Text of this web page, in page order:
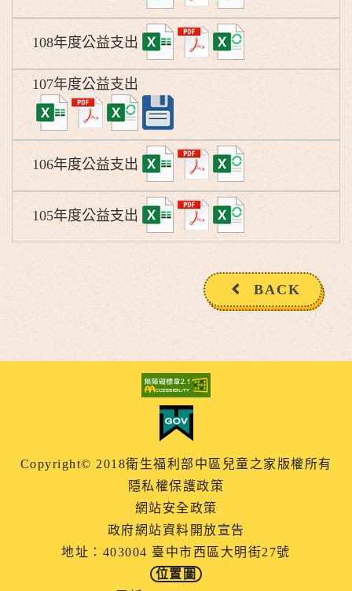
108年度公益支出
107年度公益支出
106年度公益支出
105年度公益支出
BACK
Copyright© 2018衛生福利部中區兒童之家版權所有
隱私權保護政策
網站安全政策
政府網站資料開放宣告
地址：403004 臺中市西區大明街27號
位置圖